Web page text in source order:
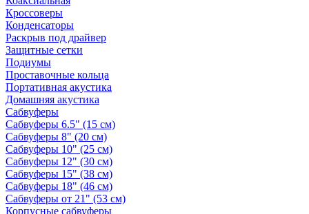
Кроссоверы
Конденсаторы
Раскрыв под драйвер
Защитные сетки
Подиумы
Проставочные кольца
Портативная акустика
Домашняя акустика
Сабвуферы
Сабвуферы 6.5" (15 см)
Сабвуферы 8" (20 см)
Сабвуферы 10" (25 см)
Сабвуферы 12" (30 см)
Сабвуферы 15" (38 см)
Сабвуферы 18" (46 см)
Сабвуферы от 21" (53 см)
Корпусные сабвуферы